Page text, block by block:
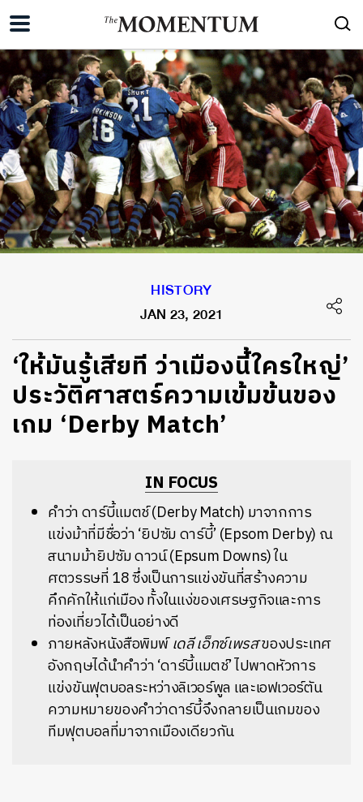
HISTORY
JAN 23, 2021
‘ให้มันรู้เสียที ว่าเมืองนี้ใครใหญ่’
ประวัติศาสตร์ความเข้มข้นของ
เกม ‘Derby Match’
IN FOCUS
คำว่า ดาร์บี้แมตช์ (Derby Match) มาจากการ
แข่งม้าที่มีชื่อว่า ‘ยิปซัม ดาร์บี้’ (Epsom Derby) ณ
สนามม้ายิปซัม ดาวน์ (Epsum Downs) ใน
ศตวรรษที่ 18 ซึ่งเป็นการแข่งขันที่สร้างความ
คึกคักให้แก่เมือง ทั้งในแง่ของเศรษฐกิจและการ
ท่องเที่ยวได้เป็นอย่างดี
ภายหลังหนังสือพิมพ์เดลี เอ็กซ์เพรสของประเทศ
อังกฤษได้นำคำว่า ‘ดาร์บี้แมตช์’ ไปพาดหัวการ
แข่งขันฟุตบอลระหว่างลิเวอร์พูล และเอฟเวอร์ตัน
ความหมายของคำว่าดาร์บี้จึงกลายเป็นเกมของ
ทีมฟุตบอลที่มาจากเมืองเดียวกัน